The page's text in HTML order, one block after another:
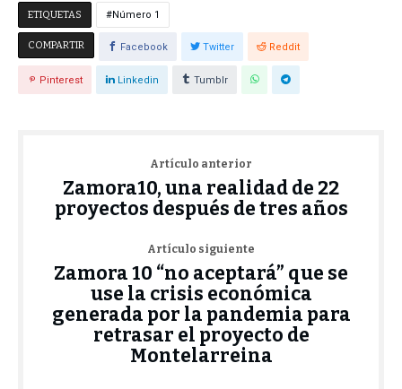
ETIQUETAS Número 1
COMPARTIR Facebook Twitter Reddit
Pinterest Linkedin Tumblr
Artículo anterior
Zamora10, una realidad de 22
proyectos después de tres años
Artículo siguiente
Zamora 10 “no aceptará” que se
use la crisis económica
generada por la pandemia para
retrasar el proyecto de
Montelarreina